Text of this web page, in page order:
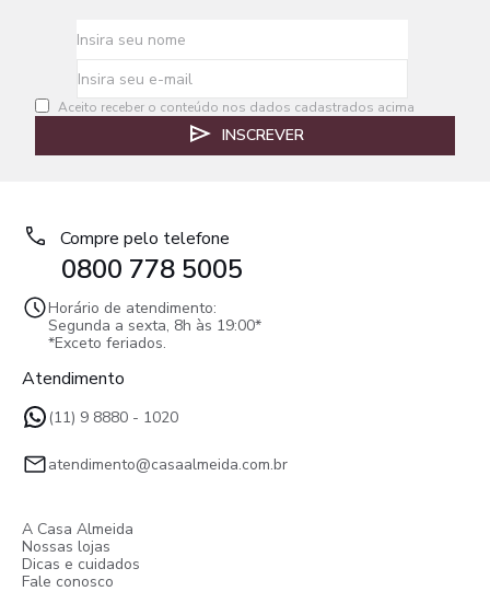
Aceito receber o conteúdo nos dados cadastrados acima
INSCREVER
Compre pelo telefone
0800 778 5005
Horário de atendimento:
Segunda a sexta, 8h às 19:00*
*Exceto feriados.
Atendimento
(11) 9 8880 - 1020
atendimento@casaalmeida.com.br
A Casa Almeida
Nossas lojas
Dicas e cuidados
Fale conosco